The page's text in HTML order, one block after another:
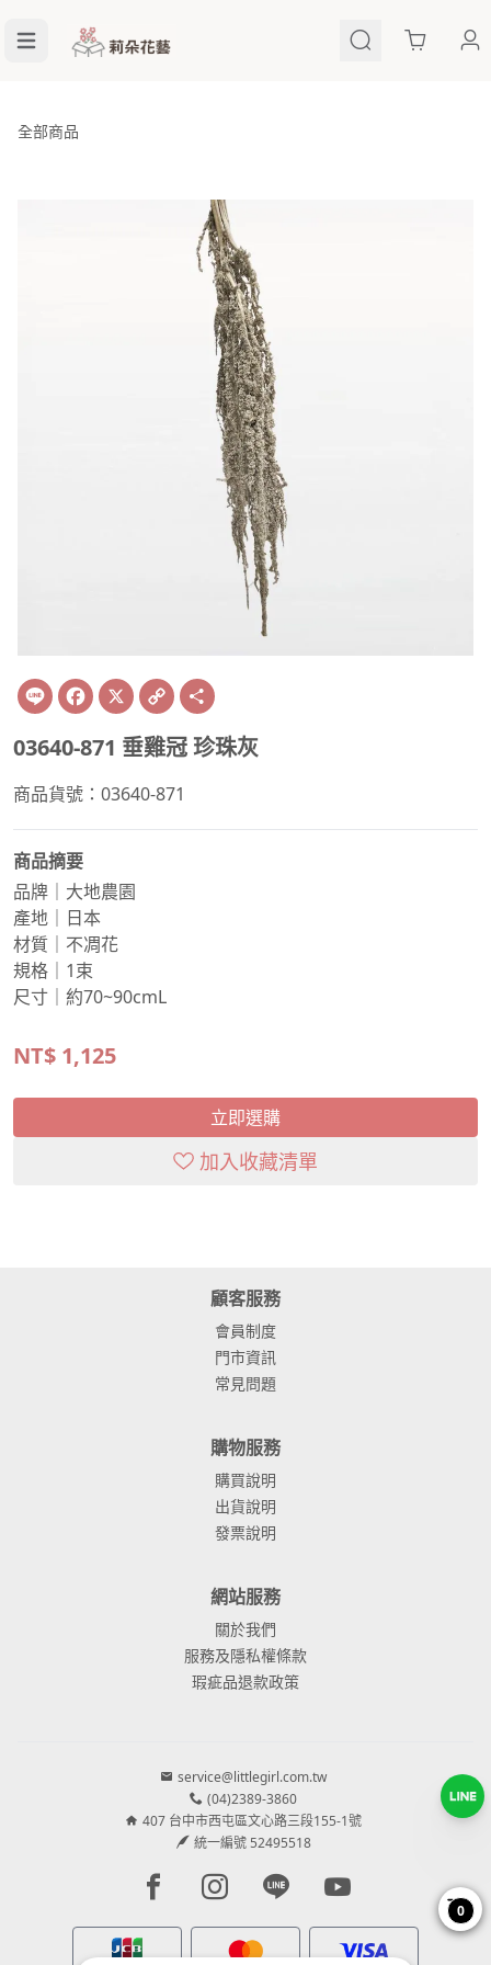
Cart
全部商品
Line Facebook
X Copy
Link
03640-871 垂雞冠 珍珠灰
商品貨號：03640-871
商品摘要
品牌｜大地農園
產地｜日本
材質｜不凋花
規格｜1束
尺寸｜約70~90cmL
NT$ 1,125
立即選購
加入收藏清單
顧客服務
會員制度
門市資訊
常見問題
購物服務
購買說明
出貨說明
發票說明
網站服務
關於我們
服務及隱私權條款
瑕疵品退款政策
service@littlegirl.com.tw
(04)2389-3860
407 台中市西屯區文心路三段155-1號
統一編號 52495518
Facebook page
Instagram page
Line pageYoutube page
0